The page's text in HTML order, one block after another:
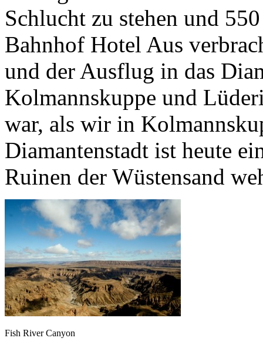
Schlucht zu stehen und
Bahnhof Hotel Aus
und der Ausflug in das
Kolmannskuppe und
war, als wir in
Diamantenstadt ist heute
Ruinen der Wüstensand
Fish River Canyon